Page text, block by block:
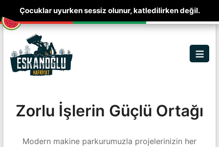
Çocuklar uyurken sessiz olunur, katledilirken değil.
Skip
content
Zorlu İşlerin Güçlü Ortağı
Modern makine parkurumuzla projelerinizin her